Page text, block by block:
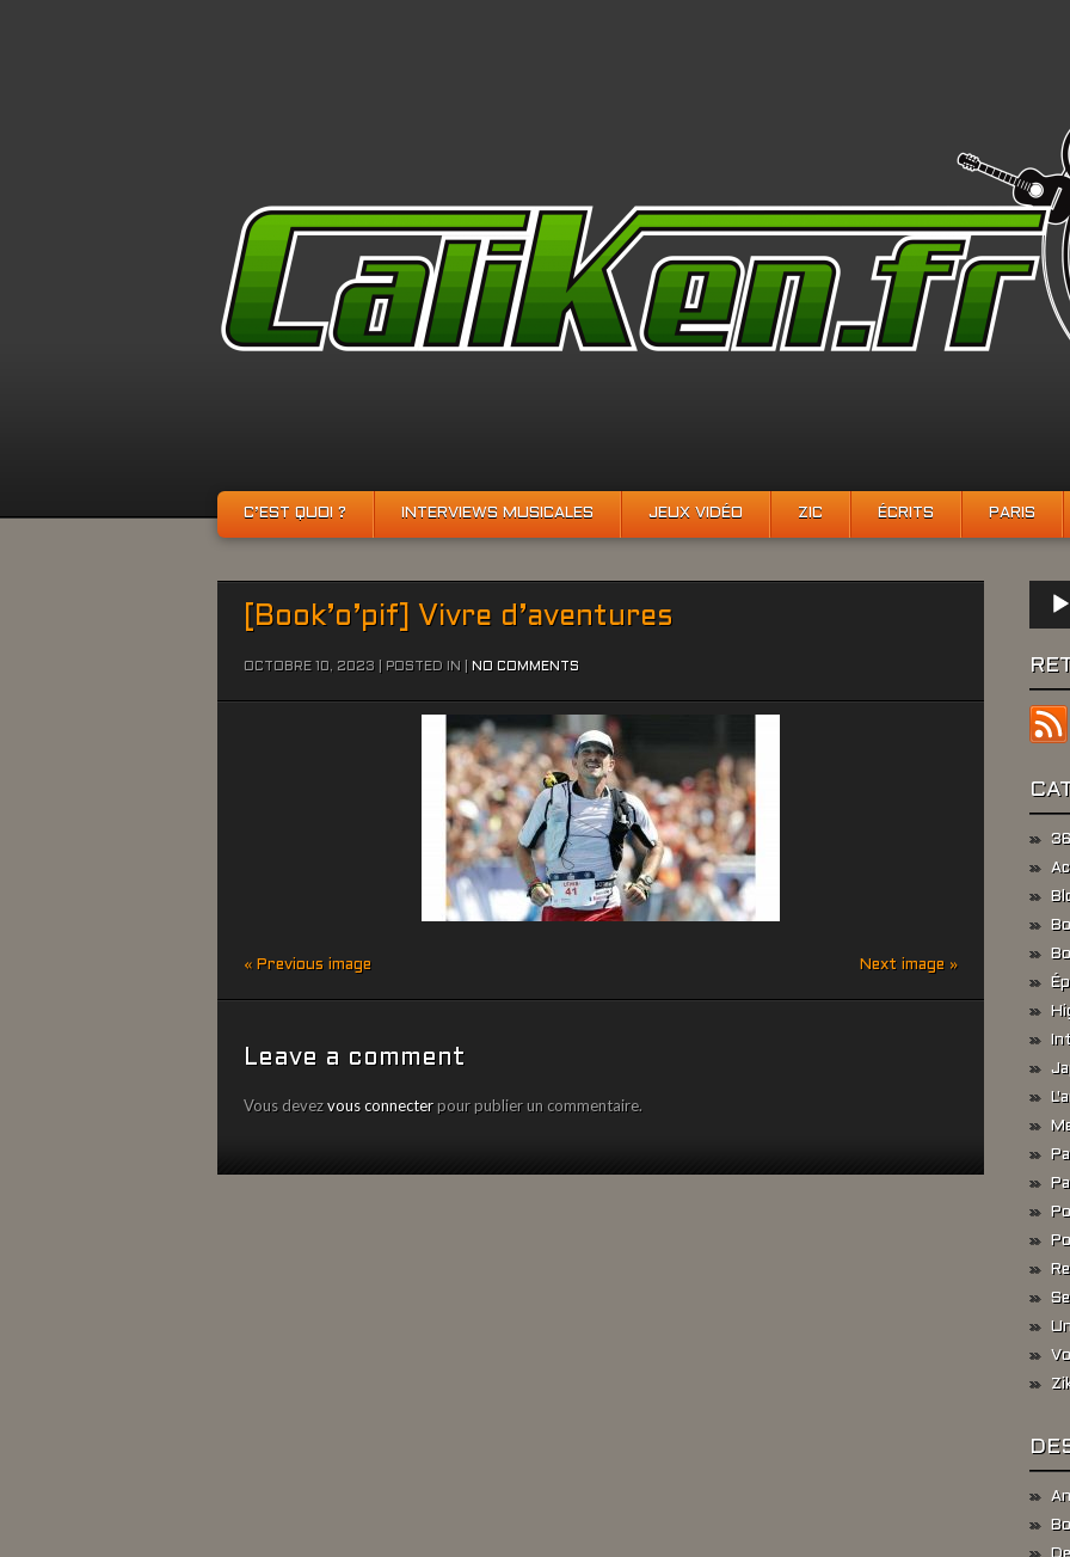
C’EST QUOI ? INTERVIEWS MUSICALES JEUX VIDÉO ZIC ÉCRITS PARIS
[Book’o’pif] Vivre d’aventures
OCTOBRE 10, 2023 | POSTED IN | NO COMMENTS
Next image »
« Previous image
Leave a comment
Vous devezvous connecterpour publier un commentaire.
audio